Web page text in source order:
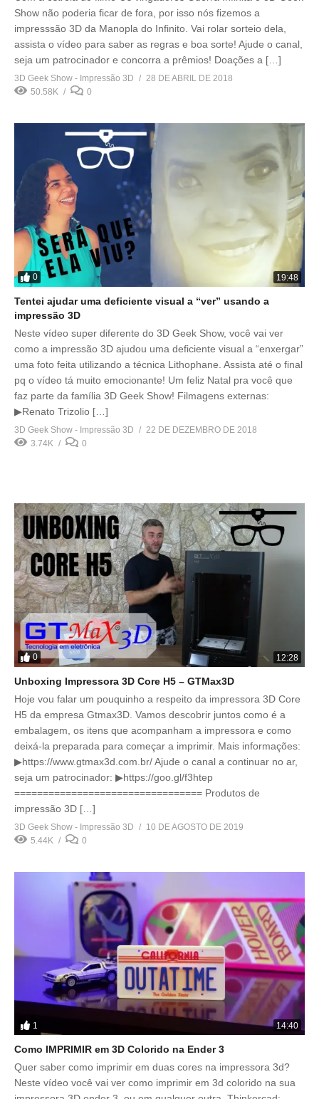
Show não poderia ficar de fora, por isso nós fizemos a
impresssão 3D da Manopla do Infinito. Vai rolar sorteio dela,
assista o vídeo para saber as regras e boa sorte! Ajude o canal,
seja um patrocinador e concorra a prêmios! Doações a […]
3D Geek Show - Impressão 3D
28 DE ABRIL DE 2018
50.58K
0
0 19:48
Tentei ajudar uma deficiente visual a “ver” usando a
impressão 3D
Neste vídeo super diferente do 3D Geek Show, você vai ver
como a impressão 3D ajudou uma deficiente visual a “enxergar”
uma foto feita utilizando a técnica Lithophane. Assista até o final
pq o vídeo tá muito emocionante! Um feliz Natal pra você que
faz parte da família 3D Geek Show! Filmagens externas:
▶Renato Trizolio […]
3D Geek Show - Impressão 3D
22 DE DEZEMBRO DE 2018
3.74K
0
0 12:28
Unboxing Impressora 3D Core H5 – GTMax3D
Hoje vou falar um pouquinho a respeito da impressora 3D Core
H5 da empresa Gtmax3D. Vamos descobrir juntos como é a
embalagem, os itens que acompanham a impressora e como
deixá-la preparada para começar a imprimir. Mais informações:
▶https://www.gtmax3d.com.br/ Ajude o canal a continuar no ar,
seja um patrocinador: ▶https://goo.gl/f3htep
================================= Produtos de
impressão 3D […]
3D Geek Show - Impressão 3D
10 DE AGOSTO DE 2019
5.44K
0
1 14:40
Como IMPRIMIR em 3D Colorido na Ender 3
Quer saber como imprimir em duas cores na impressora 3d?
Neste vídeo você vai ver como imprimir em 3d colorido na sua